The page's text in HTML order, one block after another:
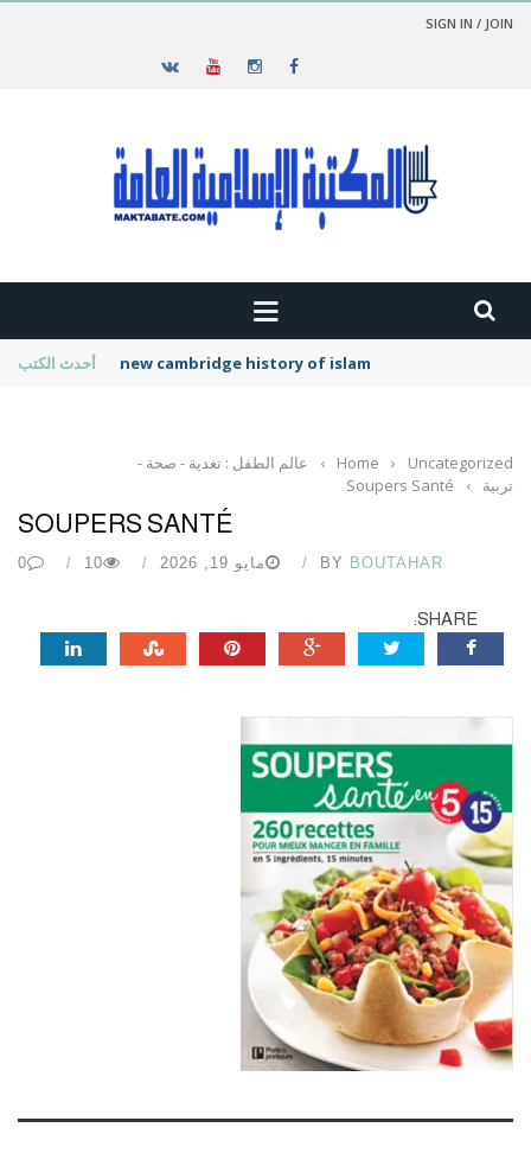
SIGN IN / JOIN
أحدث الكتب new cambridge history of islam
Home › Uncategorized
›
عالم الطفل : تغدية - صحة -
تربية
›
Soupers Santé
SOUPERS SANTÉ
BY BOUTAHAR مايو 19, 2026 10
0
SHARE: